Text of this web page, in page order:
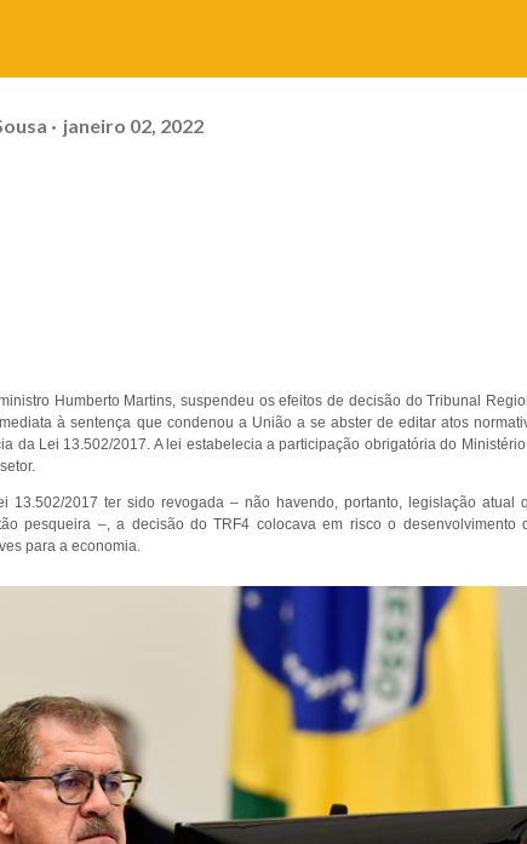
janeiro 02, 2022
Humberto Martins, suspendeu os efeitos de decisão do Tribunal
à sentença que condenou a União a se abster de editar atos
da Lei 13.502/2017. A lei estabelecia a participação obrigatória do
13.502/2017 ter sido revogada – não havendo, portanto, legislação atual
pesqueira –, a decisão do TRF4 colocava em risco o desenvolvimento
para a economia.